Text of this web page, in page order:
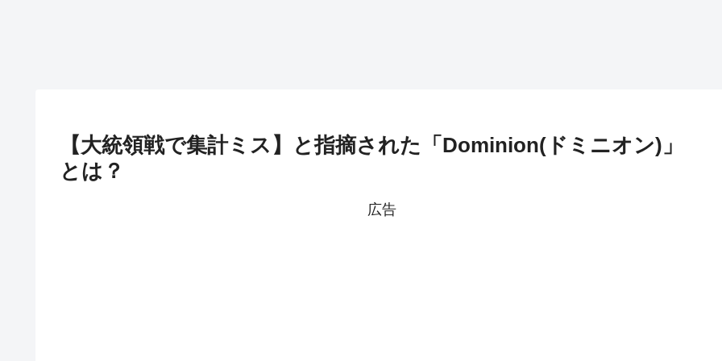
【大統領戦で集計ミス】と指摘された「Dominion(ドミニオン)」
とは？
広告